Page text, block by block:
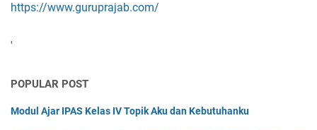
https://www.guruprajab.com/
'
POPULAR POST
Modul Ajar IPAS Kelas IV Topik Aku dan Kebutuhanku